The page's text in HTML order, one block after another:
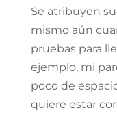
Se atribuyen
mismo aún
pruebas para
ejemplo, mi
poco de
quiere estar